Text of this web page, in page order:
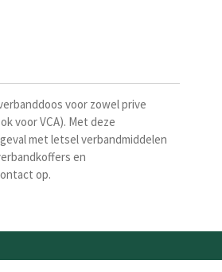
voor zowel prive
voor VCA). Met deze
met letsel verbandmiddelen
en
op.